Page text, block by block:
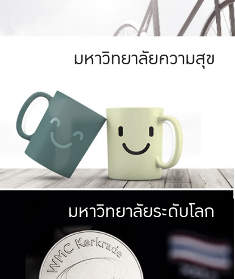
มหาวิทยาลัย
ให้กับประชาชน
มหาวิทยาลัยความสุข
มหาวิทยา
พร้อมที่จ
และผลักดันในการใช้ระบบส
เพื่อการทำงานแ
มหาวิทยาลัยระดับโลก